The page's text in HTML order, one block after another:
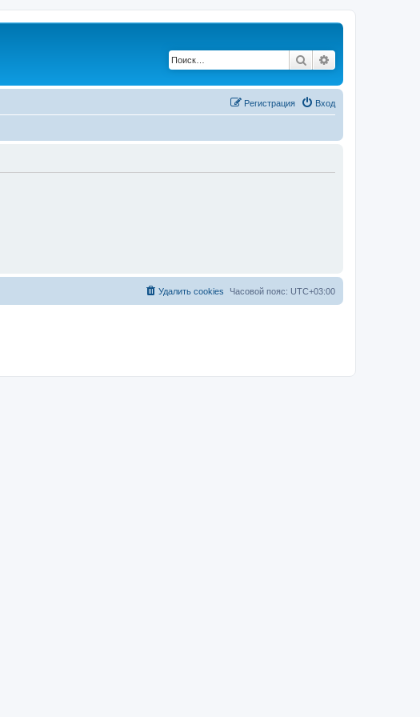
Поиск
Вход
Регистрация
Часовой пояс: UTC+03:00
Удалить cookies